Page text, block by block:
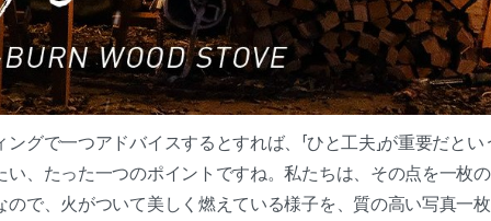
グで一つアドバイスするとすれば、「ひと工夫」が重要だと
い、たった一つのポイントですね。私たちは、その点を一枚
ので、火がついて美しく燃えている様子を、質の高い写真一